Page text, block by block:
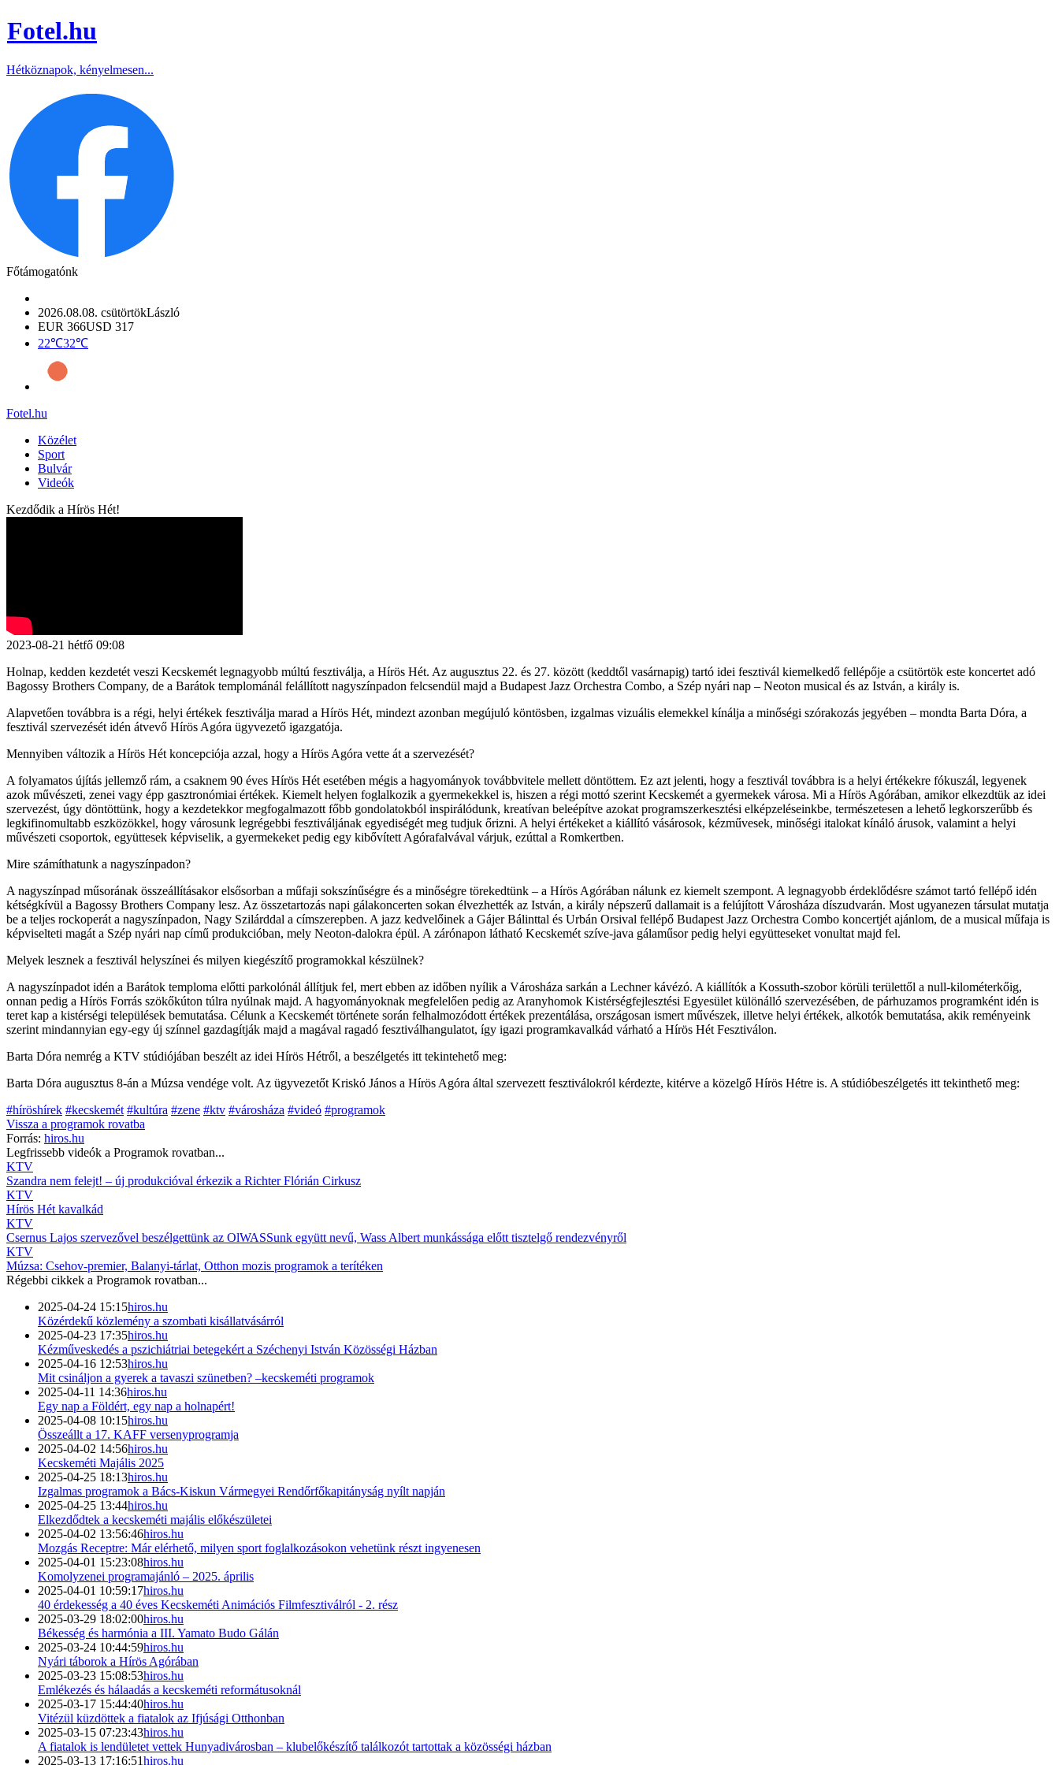
Fotel.hu
Hétköznapok, kényelmesen...
Főtámogatónk
2026.08.08. csütörtökLászló
EUR 366USD 317
22℃32℃
Fotel.hu
Közélet
Sport
Bulvár
Videók
Kezdődik a Hírös Hét!
2023-08-21 hétfő 09:08
Holnap, kedden kezdetét veszi Kecskemét legnagyobb múltú fesztiválja, a Hírös Hét. Az augusztus 22. és 27. között (keddtől vasárnapig) tartó idei fesztivál kiemelkedő fellépője a csütörtök este koncertet adó
Bagossy Brothers Company, de a Barátok templománál felállított nagyszínpadon felcsendül majd a Budapest Jazz Orchestra Combo, a Szép nyári nap – Neoton musical és az István, a király is.
Alapvetően továbbra is a régi, helyi értékek fesztiválja marad a Hírös Hét, mindezt azonban megújuló köntösben, izgalmas vizuális elemekkel kínálja a minőségi szórakozás jegyében – mondta Barta Dóra, a
fesztivál szervezését idén átvevő Hírös Agóra ügyvezető igazgatója.
Mennyiben változik a Hírös Hét koncepciója azzal, hogy a Hírös Agóra vette át a szervezését?
A folyamatos újítás jellemző rám, a csaknem 90 éves Hírös Hét esetében mégis a hagyományok továbbvitele mellett döntöttem. Ez azt jelenti, hogy a fesztivál továbbra is a helyi értékekre fókuszál, legyenek
azok művészeti, zenei vagy épp gasztronómiai értékek. Kiemelt helyen foglalkozik a gyermekekkel is, hiszen a régi mottó szerint Kecskemét a gyermekek városa. Mi a Hírös Agórában, amikor elkezdtük az idei
szervezést, úgy döntöttünk, hogy a kezdetekkor megfogalmazott főbb gondolatokból inspirálódunk, kreatívan beleépítve azokat programszerkesztési elképzeléseinkbe, természetesen a lehető legkorszerűbb és
legkifinomultabb eszközökkel, hogy városunk legrégebbi fesztiváljának egyediségét meg tudjuk őrizni. A helyi értékeket a kiállító vásárosok, kézművesek, minőségi italokat kínáló árusok, valamint a helyi
művészeti csoportok, együttesek képviselik, a gyermekeket pedig egy kibővített Agórafalvával várjuk, ezúttal a Romkertben.
Mire számíthatunk a nagyszínpadon?
A nagyszínpad műsorának összeállításakor elsősorban a műfaji sokszínűségre és a minőségre törekedtünk – a Hírös Agórában nálunk ez kiemelt szempont. A legnagyobb érdeklődésre számot tartó fellépő idén
kétségkívül a Bagossy Brothers Company lesz. Az összetartozás napi gálakoncerten sokan élvezhették az István, a király népszerű dallamait is a felújított Városháza díszudvarán. Most ugyanezen társulat mutatja
be a teljes rockoperát a nagyszínpadon, Nagy Szilárddal a címszerepben. A jazz kedvelőinek a Gájer Bálinttal és Urbán Orsival fellépő Budapest Jazz Orchestra Combo koncertjét ajánlom, de a musical műfaja is
képviselteti magát a Szép nyári nap című produkcióban, mely Neoton-dalokra épül. A zárónapon látható Kecskemét szíve-java gálaműsor pedig helyi együtteseket vonultat majd fel.
Melyek lesznek a fesztivál helyszínei és milyen kiegészítő programokkal készülnek?
A nagyszínpadot idén a Barátok temploma előtti parkolónál állítjuk fel, mert ebben az időben nyílik a Városháza sarkán a Lechner kávézó. A kiállítók a Kossuth-szobor körüli területtől a null-kilométerkőig,
onnan pedig a Hírös Forrás szökőkúton túlra nyúlnak majd. A hagyományoknak megfelelően pedig az Aranyhomok Kistérségfejlesztési Egyesület különálló szervezésében, de párhuzamos programként idén is
teret kap a kistérségi települések bemutatása. Célunk a Kecskemét története során felhalmozódott értékek prezentálása, országosan ismert művészek, illetve helyi értékek, alkotók bemutatása, akik reményeink
szerint mindannyian egy-egy új színnel gazdagítják majd a magával ragadó fesztiválhangulatot, így igazi programkavalkád várható a Hírös Hét Fesztiválon.
Barta Dóra nemrég a KTV stúdiójában beszélt az idei Hírös Hétről, a beszélgetés itt tekintehető meg:
Barta Dóra augusztus 8-án a Múzsa vendége volt. Az ügyvezetőt Kriskó János a Hírös Agóra által szervezett fesztiválokról kérdezte, kitérve a közelgő Hírös Hétre is. A stúdióbeszélgetés itt tekinthető meg:
#híröshírek #kecskemét #kultúra #zene #ktv #városháza #videó #programok
Vissza a programok rovatba
Forrás: hiros.hu
Legfrissebb videók a Programok rovatban...
KTV
Szandra nem felejt! – új produkcióval érkezik a Richter Flórián Cirkusz
KTV
Hírös Hét kavalkád
KTV
Csernus Lajos szervezővel beszélgettünk az OlWASSunk együtt nevű, Wass Albert munkássága előtt tisztelgő rendezvényről
KTV
Múzsa: Csehov-premier, Balanyi-tárlat, Otthon mozis programok a terítéken
Régebbi cikkek a Programok rovatban...
2025-04-24 15:15hiros.hu
Közérdekű közlemény a szombati kisállatvásárról
2025-04-23 17:35hiros.hu
Kézműveskedés a pszichiátriai betegekért a Széchenyi István Közösségi Házban
2025-04-16 12:53hiros.hu
Mit csináljon a gyerek a tavaszi szünetben? –kecskeméti programok
2025-04-11 14:36hiros.hu
Egy nap a Földért, egy nap a holnapért!
2025-04-08 10:15hiros.hu
Összeállt a 17. KAFF versenyprogramja
2025-04-02 14:56hiros.hu
Kecskeméti Majális 2025
2025-04-25 18:13hiros.hu
Izgalmas programok a Bács-Kiskun Vármegyei Rendőrfőkapitányság nyílt napján
2025-04-25 13:44hiros.hu
Elkezdődtek a kecskeméti majális előkészületei
2025-04-02 13:56:46hiros.hu
Mozgás Receptre: Már elérhető, milyen sport foglalkozásokon vehetünk részt ingyenesen
2025-04-01 15:23:08hiros.hu
Komolyzenei programajánló – 2025. április
2025-04-01 10:59:17hiros.hu
40 érdekesség a 40 éves Kecskeméti Animációs Filmfesztiválról - 2. rész
2025-03-29 18:02:00hiros.hu
Békesség és harmónia a III. Yamato Budo Gálán
2025-03-24 10:44:59hiros.hu
Nyári táborok a Hírös Agórában
2025-03-23 15:08:53hiros.hu
Emlékezés és hálaadás a kecskeméti reformátusoknál
2025-03-17 15:44:40hiros.hu
Vitézül küzdöttek a fiatalok az Ifjúsági Otthonban
2025-03-15 07:23:43hiros.hu
A fiatalok is lendületet vettek Hunyadivárosban – klubelőkészítő találkozót tartottak a közösségi házban
2025-03-13 17:16:51hiros.hu